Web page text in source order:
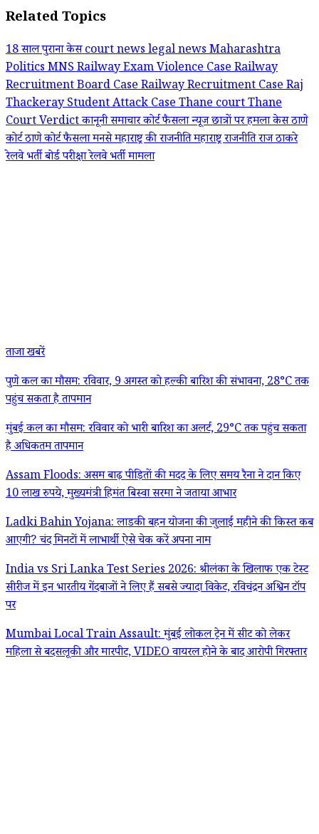
Related Topics
18 साल पुराना केसcourt newslegal newsMaharashtra
PoliticsMNSRailway Exam Violence CaseRailway
Recruitment Board CaseRailway Recruitment CaseRaj
ThackerayStudent Attack CaseThane courtThane
Court Verdictकानूनी समाचारकोर्ट फैसला न्यूजछात्रों पर हमला केसठाणे
कोर्टठाणे कोर्ट फैसलामनसेमहाराष्ट्र की राजनीतिमहाराष्ट्र राजनीतिराज ठाकरे
रेलवे भर्ती बोर्ड परीक्षारेलवे भर्ती मामला
ताजा खबरें
पुणे कल का मौसम: रविवार, 9 अगस्त को हल्की बारिश की संभावना, 28°C तक
पहुंच सकता है तापमान
मुंबई कल का मौसम: रविवार को भारी बारिश का अलर्ट, 29°C तक पहुंच सकता
है अधिकतम तापमान
Assam Floods: असम बाढ़ पीड़ितों की मदद के लिए समय रैना ने दान किए
10 लाख रुपये, मुख्यमंत्री हिमंत बिस्वा सरमा ने जताया आभार
Ladki Bahin Yojana: लाडकी बहन योजना की जुलाई महीने की किस्त कब
आएगी? चंद मिनटों में लाभार्थी ऐसे चेक करें अपना नाम
India vs Sri Lanka Test Series 2026: श्रीलंका के खिलाफ एक टेस्ट
सीरीज में इन भारतीय गेंदबाजों ने लिए हैं सबसे ज्यादा विकेट, रविचंद्रन अश्विन टॉप
पर
Mumbai Local Train Assault: मुंबई लोकल ट्रेन में सीट को लेकर
महिला से बदसलूकी और मारपीट, VIDEO वायरल होने के बाद आरोपी गिरफ्तार